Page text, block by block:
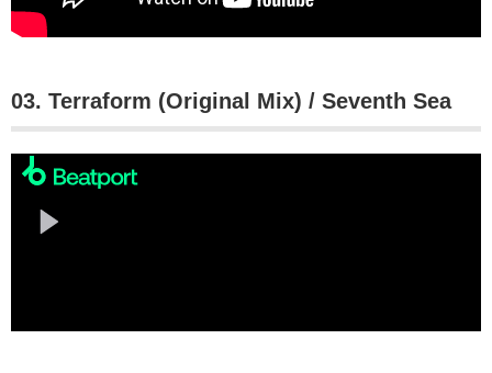
03. Terraform (Original Mix) / Seventh Sea